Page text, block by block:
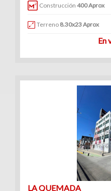
Construcción 400 Aprox
Terreno 8.30x23 Aprox
En
LA QUEMADA